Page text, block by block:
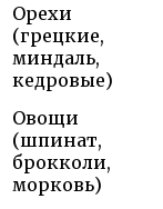
Орехи
(грецкие,
миндаль,
кедровые)
Овощи
(шпинат,
брокколи,
морковь)